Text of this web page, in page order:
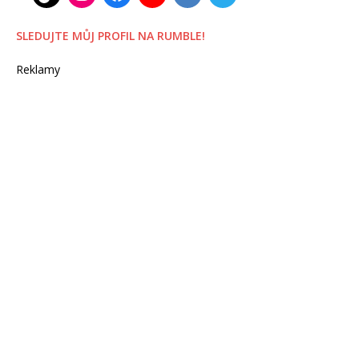
SLEDUJTE MŮJ PROFIL NA RUMBLE!
Reklamy